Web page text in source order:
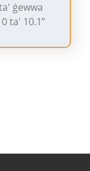
ġewwa
ta' 10.1”